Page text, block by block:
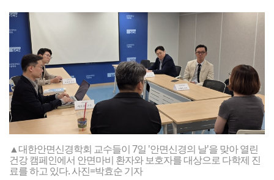
▲대한안면신경학회 교수들이 7일 '안면신경의 날'을 맞아 열린
건강 캠페인에서 안면마비 환자와 보호자를 대상으로 다학제 진
료를 하고 있다. 사진=박효순 기자